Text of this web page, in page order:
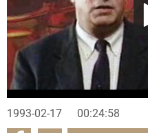
1993-02-17 00:24:58